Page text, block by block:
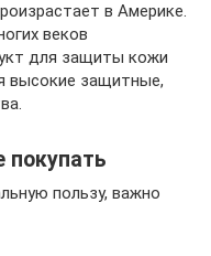
в Америке.
веков
для защиты кожи
высокие защитные,
покупать
пользу, важно